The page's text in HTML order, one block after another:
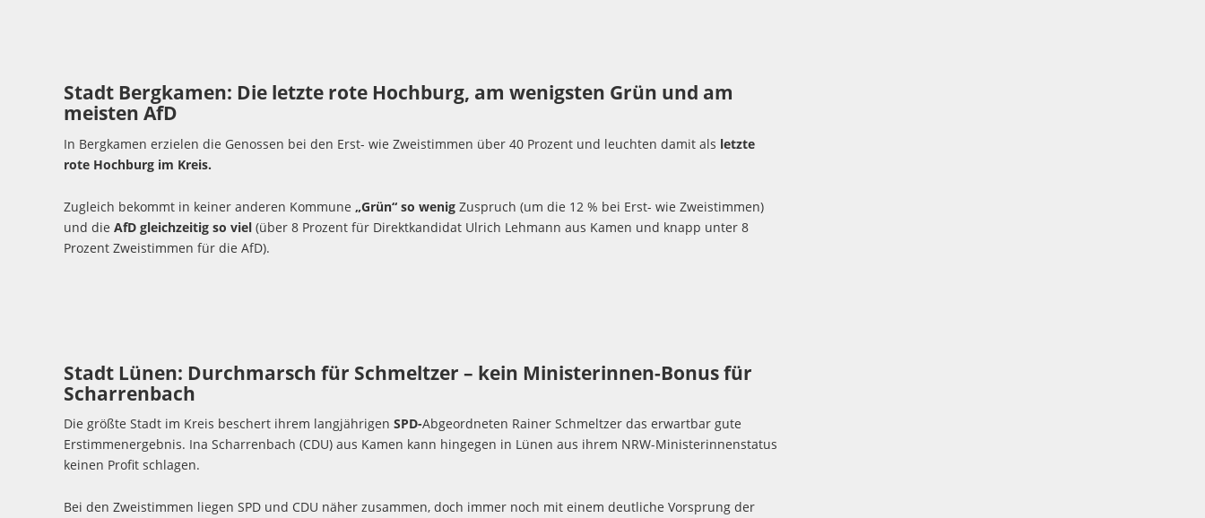
Stadt Bergkamen: Die letzte rote Hochburg, am wenigsten Grün und am
meisten AfD
In Bergkamen erzielen die Genossen bei den Erst- wie Zweistimmen über 40 Prozent und leuchten damit als letzte
rote Hochburg im Kreis.
Zugleich bekommt in keiner anderen Kommune „Grün“ so wenig Zuspruch (um die 12 % bei Erst- wie Zweistimmen)
und dieAfD gleichzeitig so viel (über 8 Prozent für Direktkandidat Ulrich Lehmann aus Kamen und knapp unter 8
Prozent Zweistimmen für die AfD).
Stadt Lünen: Durchmarsch für Schmeltzer – kein Ministerinnen-Bonus für
Scharrenbach
Die größte Stadt im Kreis beschert ihrem langjährigenSPD-Abgeordneten Rainer Schmeltzer das erwartbar gute
Erstimmenergebnis. Ina Scharrenbach (CDU) aus Kamen kann hingegen in Lünen aus ihrem NRW-Ministerinnenstatus
keinen Profit schlagen.
Bei den Zweistimmen liegen SPD und CDU näher zusammen, doch immer noch mit einem deutliche Vorsprung der